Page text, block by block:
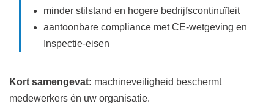
minder stilstand en hogere bedrijfscontinuïteit
aantoonbare compliance met CE‑wetgeving en
Inspectie‑eisen
Kort samengevat: machineveiligheid beschermt
medewerkers én uw organisatie.